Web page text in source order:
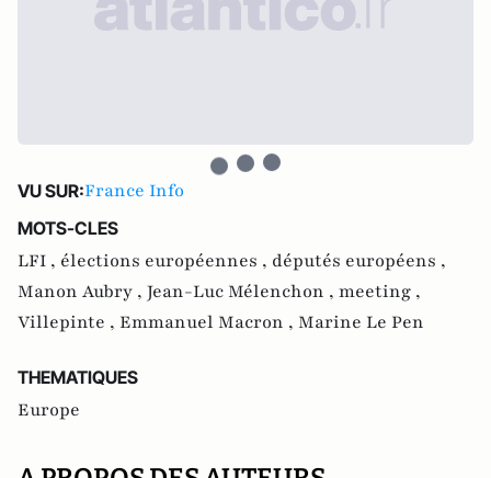
VU SUR:France Info
MOTS-CLES
LFI , élections européennes , députés européens ,
Manon Aubry , Jean-Luc Mélenchon , meeting ,
Villepinte , Emmanuel Macron , Marine Le Pen
THEMATIQUES
Europe